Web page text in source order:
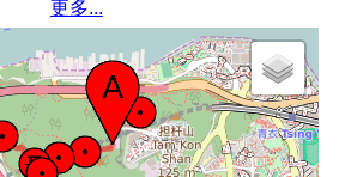
更多...